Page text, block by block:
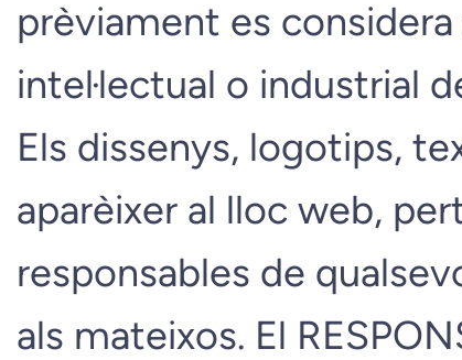
prèviament es
intel·lectual o industrial
Els dissenys, logotips,
aparèixer al lloc web,
responsables de
als mateixos. El